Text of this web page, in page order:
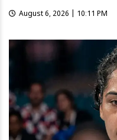
August 6, 2026 | 10:11 PM